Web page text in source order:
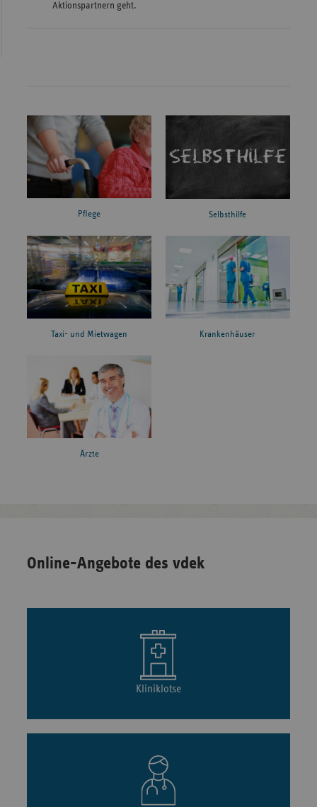
Aktionspartnern geht.
Pflege Selbsthilfe
Taxi- und Mietwagen Krankenhäuser
Ärzte
Online-Angebote des vdek
Kliniklotse